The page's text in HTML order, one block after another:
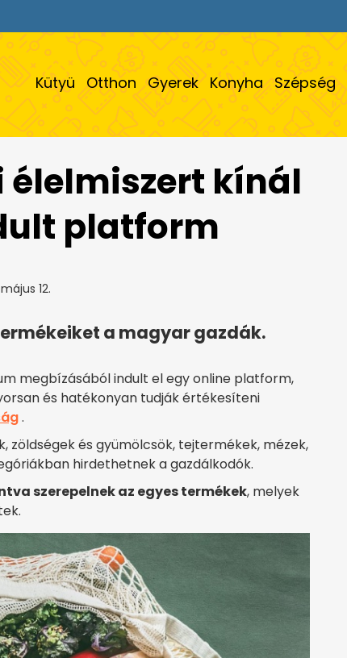
Kütyü Otthon Gyerek Konyha Szépség
élelmiszert kínál
platform
12.
a magyar gazdák.
megbízásából indult el egy online platform,
és hatékonyan tudják értékesíteni
.
zöldségek és gyümölcsök, tejtermékek, mézek,
hirdethetnek a gazdálkodók.
szerepelnek az egyes termékek, melyek